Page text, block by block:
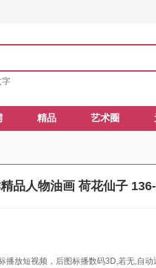
字
精品 艺术圈
品人物油画 荷花仙子
播放短视频，后图标播数码3D,若无,自动